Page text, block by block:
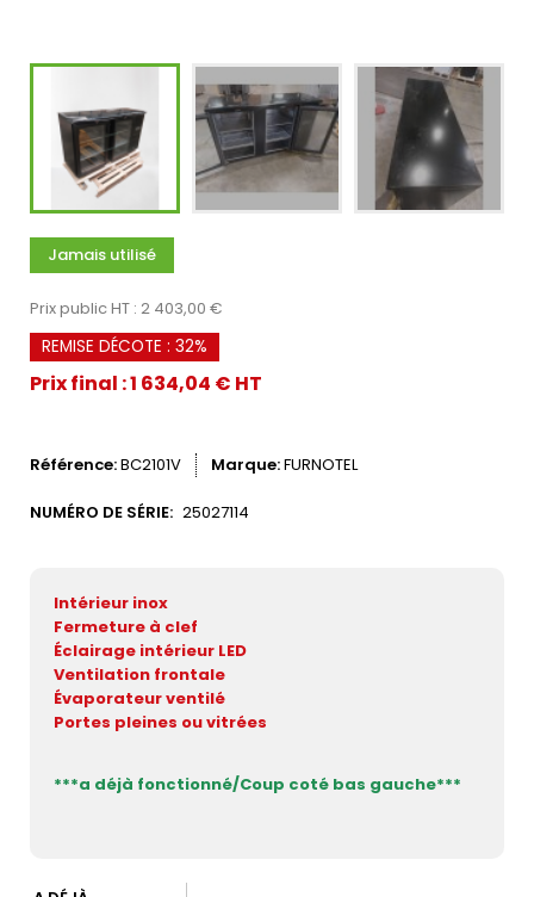
Jamais utilisé
Prix public HT : 2 403,00 €
REMISE DÉCOTE : 32%
Prix final : 1 634,04 € HT
Référence BC2101V Marque FURNOTEL
NUMÉRO DE SÉRIE: 25027114
Intérieur inox
Fermeture à clef
Éclairage intérieur LED
Ventilation frontale
Évaporateur ventilé
Portes pleines ou vitrées
***a déjà fonctionné/Coup coté bas gauche***